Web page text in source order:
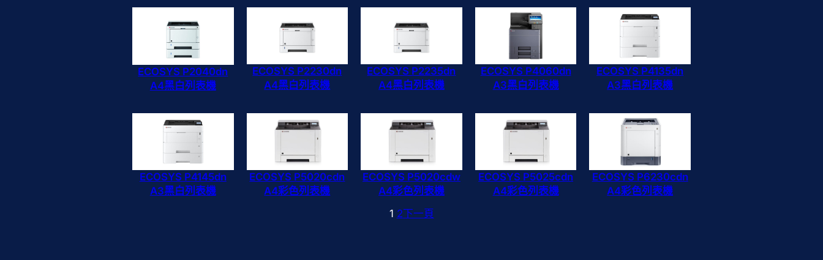
ECOSYS P2040dn
A4黑白列表機
ECOSYS P2230dn
A4黑白列表機
ECOSYS P2235dn
A4黑白列表機
ECOSYS P4060dn
A3黑白列表機
ECOSYS P4135dn
A3黑白列表機
ECOSYS P4145dn
A3黑白列表機
ECOSYS P5020cdn
A4彩色列表機
ECOSYS P5020cdw
A4彩色列表機
ECOSYS P5025cdn
A4彩色列表機
ECOSYS P6230cdn
A4彩色列表機
1 2下一頁